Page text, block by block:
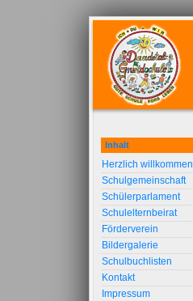
Inhalt
Herzlich willkommen
Schulgemeinschaft
Schülerparlament
Schulelternbeirat
Förderverein
Bildergalerie
Schulbuchlisten
Kontakt
Impressum